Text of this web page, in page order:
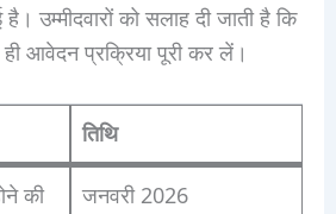
है। उम्मीदवारों को सलाह दी जाती है कि
आवेदन प्रक्रिया पूरी कर लें।
तिथि
की
जनवरी 2026